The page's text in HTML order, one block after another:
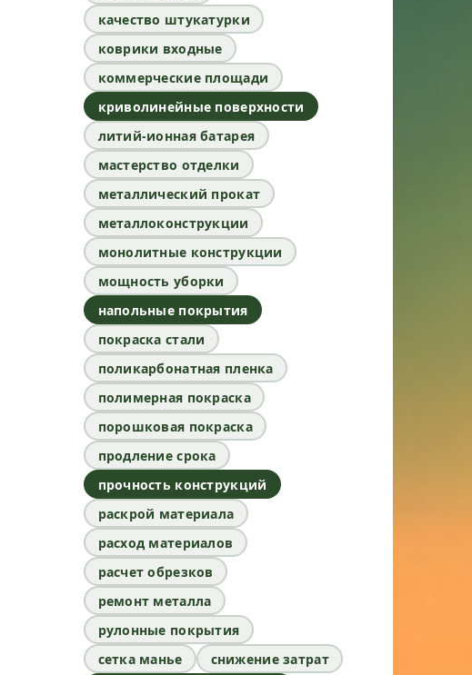
качество штукатурки
коврики входные
коммерческие площади
криволинейные поверхности
литий-ионная батарея
мастерство отделки
металлический прокат
металлоконструкции
монолитные конструкции
мощность уборки
напольные покрытия
покраска стали
поликарбонатная пленка
полимерная покраска
порошковая покраска
продление срока
прочность конструкций
раскрой материала
расход материалов
расчет обрезков
ремонт металла
рулонные покрытия
сетка манье
снижение затрат